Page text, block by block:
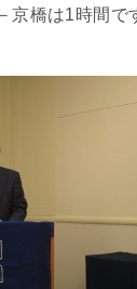
京橋は1時間で